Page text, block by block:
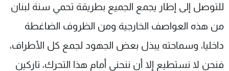
للتوصل إلى إطار يجمع الجميع بطريقة تحمي سنة لبنان
من هذه العواصف الخارجية ومن الظروف الضاغطة
داخليا، وسماحته يبذل بعض الجهود لجمع كل الأطراف،
فنحن لا نستطيع إلا أن ننحني أمام هذا التحرك، تاركين